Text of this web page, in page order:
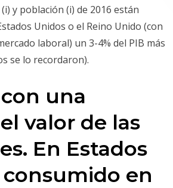
y población (i) de 2016 están
Unidos o el Reino Unido (con
laboral) un 3-4% del PIB más
se lo recordaron).
una
valor de las
En Estados
en